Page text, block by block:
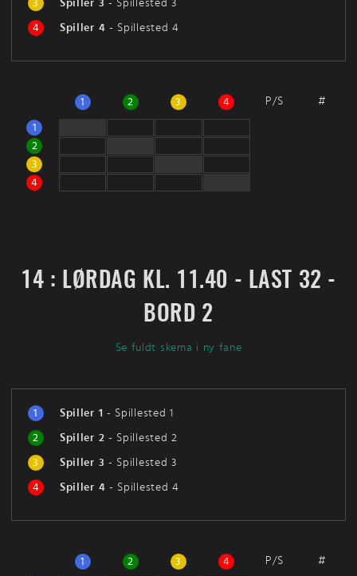
3 Spiller 3 - Spillested 3
4
Spiller 4 - Spillested 4
1 2 3 4 P/S
#
1
2
3
4
14 : LØRDAG KL. 11.40 - LAST 32 -
BORD 2
Se fuldt skema i ny fane
1 Spiller 1 - Spillested 1
2
Spiller 2 - Spillested 2
3
Spiller 3 - Spillested 3
4
Spiller 4 - Spillested 4
1 2 3 4 P/S
#